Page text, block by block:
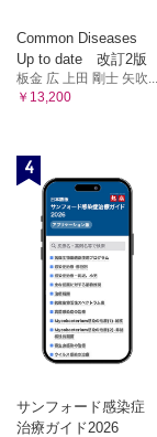
Common Diseases
Up to date 改訂2版
板金 広 上田 剛士 矢吹...
￥13,200
4
サンフォード感染症
治療ガイド2026